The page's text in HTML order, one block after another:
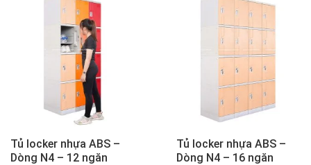
Tủ locker nhựa ABS –
Dòng N4 – 12 ngăn
Tủ locker nhựa ABS –
Dòng N4 – 16 ngăn